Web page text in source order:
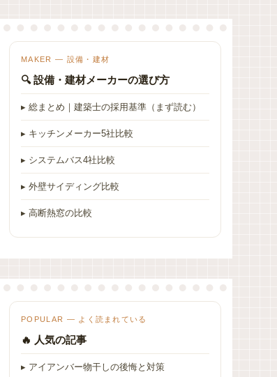
MAKER — 設備・建材
🔍 設備・建材メーカーの選び方
▸ 総まとめ｜建築士の採用基準（まず読む）
▸ キッチンメーカー5社比較
▸ システムバス4社比較
▸ 外壁サイディング比較
▸ 高断熱窓の比較
POPULAR — よく読まれている
🔥 人気の記事
▸ アイアンバー物干しの後悔と対策